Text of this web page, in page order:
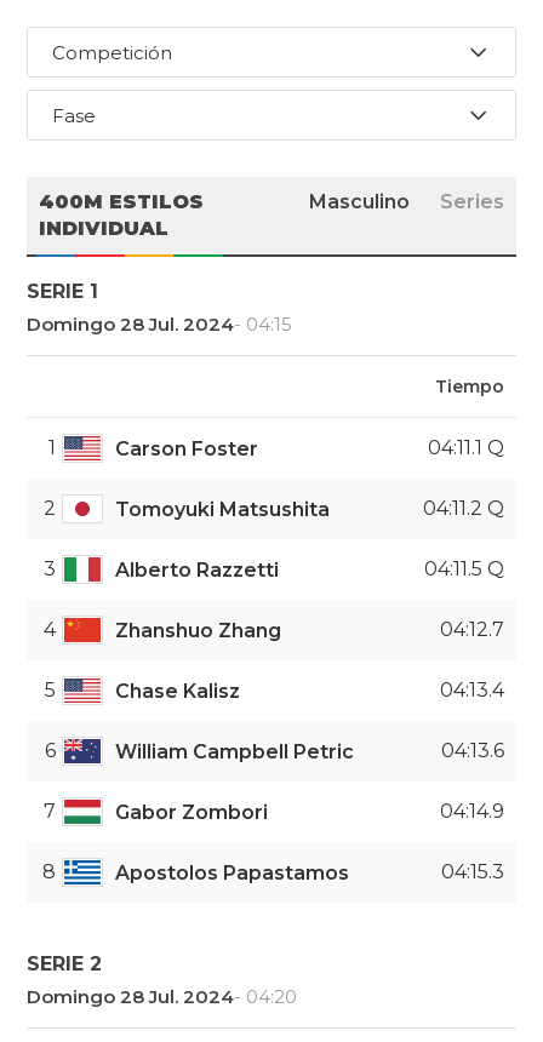
Competición
Fase
400M ESTILOS
INDIVIDUAL
Masculino Series
SERIE 1
Domingo 28 Jul. 2024- 04:15
Tiempo
1 Carson Foster 04:11.1 Q
2 Tomoyuki Matsushita 04:11.2 Q
3 Alberto Razzetti 04:11.5 Q
4 Zhanshuo Zhang 04:12.7
5 Chase Kalisz 04:13.4
6 William Campbell Petric 04:13.6
7 Gabor Zombori 04:14.9
8 Apostolos Papastamos 04:15.3
SERIE 2
Domingo 28 Jul. 2024- 04:20